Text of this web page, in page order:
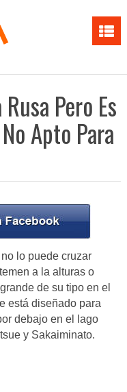
Pero Es
Apto Para
lo puede cruzar
a la alturas o
de su tipo en el
está diseñado para
debajo en el lago
y Sakaiminato.